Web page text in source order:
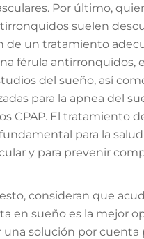
Por último,
suelen
de un tratamiento
férula antirronquidos,
del sueño, así
para la apnea del
CPAP. El tratamiento
para la salud
y para prevenir
consideran que
en sueño es la mejor
una solución por cuenta